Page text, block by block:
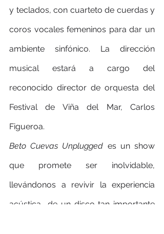
y teclados, con cuarteto de cuerdas y
coros vocales femeninos para dar un
ambiente sinfónico. La dirección
musical estará a cargo del
reconocido director de orquesta del
Festival de Viña del Mar, Carlos
Figueroa.
Beto Cuevas Unplugged es un show
que promete ser inolvidable,
llevándonos a revivir la experiencia
acústica  de un disco tan importante